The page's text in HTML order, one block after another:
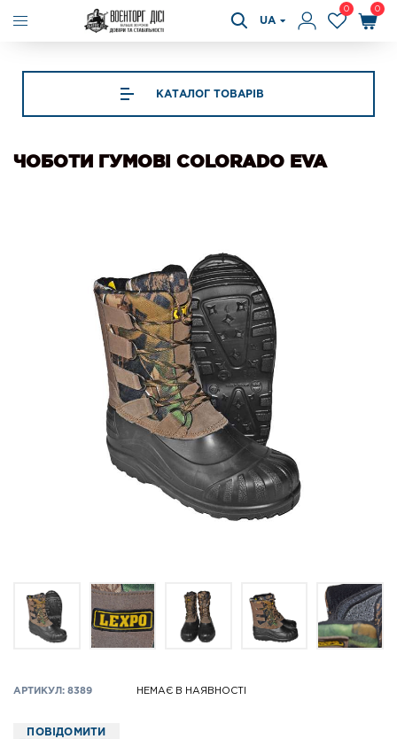
UA
0 0
КАТАЛОГ ТОВАРІВ
ЧОБОТИ ГУМОВІ COLORADO EVA
АРТИКУЛ: 8389 НЕМАЄ В НАЯВНОСТІ
ПОВІДОМИТИ